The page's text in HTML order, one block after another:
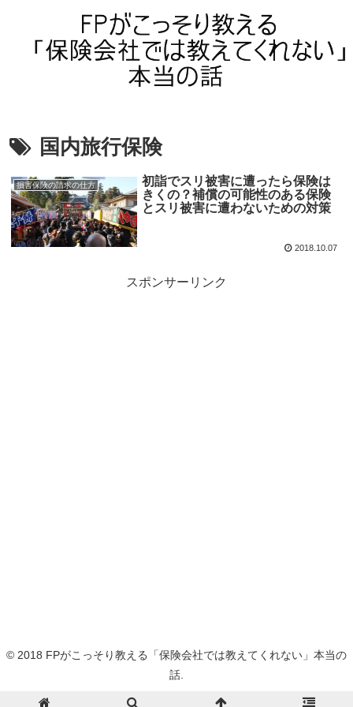
国内旅行保険
損害保険の請求の仕方
初詣でスリ被害に遭ったら保険は
きくの？補償の可能性のある保険
とスリ被害に遭わないための対策
2018.10.07
スポンサーリンク
© 2018 FPがこっそり教える「保険会社では教えてくれない」本当の
話.